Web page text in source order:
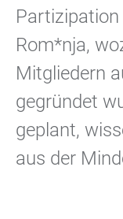
Rom*nja,
Mitgliedern
gegründet
geplant,
aus der